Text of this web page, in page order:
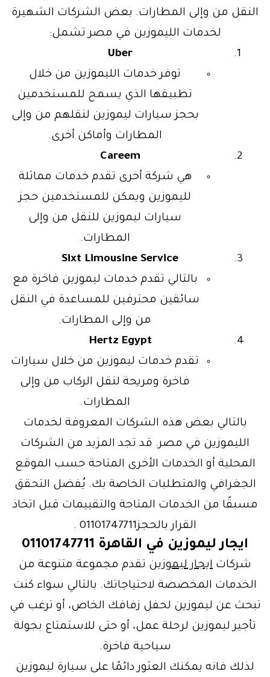
النقل من وإلى المطارات. بعض الشركات الشهيرة
لخدمات الليموزين في مصر تشمل:
Uber
توفر خدمات الليموزين من خلال
تطبيقها الذي يسمح للمستخدمين
بحجز سيارات ليموزين لنقلهم من وإلى
المطارات وأماكن أخرى.
Careem
هي شركة أخرى تقدم خدمات مماثلة
لليموزين ويمكن للمستخدمين حجز
سيارات ليموزين للنقل من وإلى
المطارات.
Sixt Limousine Service
بالتالي تقدم خدمات ليموزين فاخرة مع
سائقين محترفين للمساعدة في النقل
من وإلى المطارات.
Hertz Egypt
تقدم خدمات ليموزين من خلال سيارات
فاخرة ومريحة لنقل الركاب من وإلى
المطارات.
بالتالي بعض هذه الشركات المعروفة لخدمات
الليموزين في مصر. قد تجد المزيد من الشركات
المحلية أو الخدمات الأخرى المتاحة حسب الموقع
الجغرافي والمتطلبات الخاصة بك. يُفضل التحقق
مسبقًا من الخدمات المتاحة والتقييمات قبل اتخاذ
القرار بالحجز01101747711 .
ايجار ليموزين في القاهرة 01101747711
شركات ايجار ليموزين تقدم مجموعة متنوعة من
الخدمات المخصصة لاحتياجاتك. بالتالي سواء كنت
تبحث عن ليموزين لحفل زفافك الخاص، أو ترغب في
تأجير ليموزين لرحلة عمل، أو حتى للاستمتاع بجولة
سياحية فاخرة.
لذلك فانه يمكنك العثور دائمًا على سيارة ليموزين